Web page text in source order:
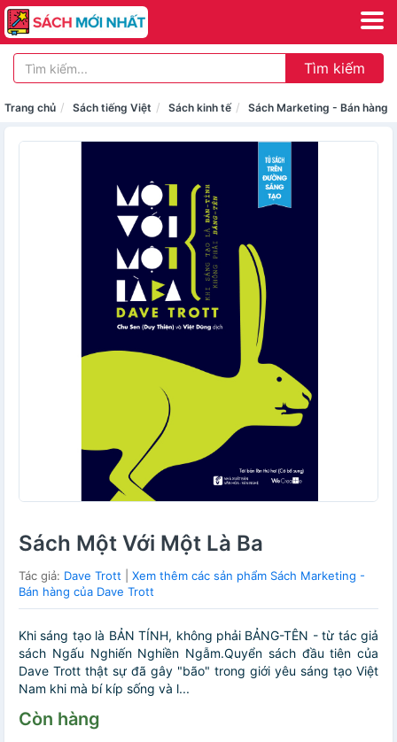
Tìm kiếm
Trang chủ Sách tiếng Việt Sách kinh tế Sách Marketing - Bán hàng
Sách Một Với Một Là Ba
Tác giả: Dave Trott
Xem thêm các sản phẩm Sách Marketing -
Bán hàng của Dave Trott
Khi sáng tạo là BẢN TÍNH, không phải BẢNG-TÊN - từ tác giả
sách Ngấu Nghiến Nghiền Ngẫm.Quyển sách đầu tiên của
Dave Trott thật sự đã gây "bão" trong giới yêu sáng tạo Việt
Nam khi mà bí kíp sống và l...
Còn hàng